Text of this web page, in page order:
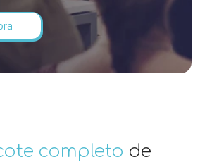
completo de